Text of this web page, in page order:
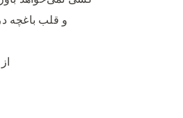
و قلب باغچه